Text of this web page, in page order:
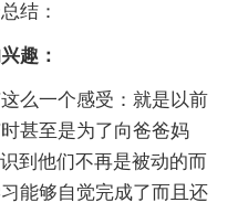
结：
趣：
么一个感受：就是以前
甚至是为了向爸爸妈
到他们不再是被动的而
能够自觉完成了而且还